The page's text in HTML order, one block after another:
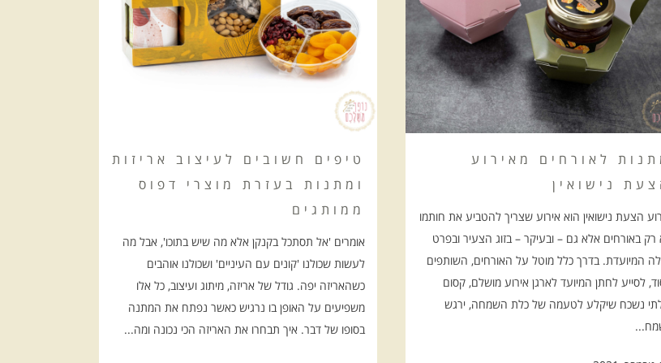
טיפים חשובים לעיצוב אריזות
ומתנות בעזרת מוצרי דפוס
ממותגים
אומרים 'אל תסתכל בקנקן אלא מה שיש בתוכו', אבל מה
לעשות שכולנו 'קונים עם העיניים' ושכולנו אוהבים
כשהאריזה יפה. גודל של אריזה, מיתוג ועיצוב, כל אלו
משפיעים על האופן בו נרגיש כאשר נפתח את המתנה
בסופו של דבר. איך תבחרו את האריזה הכי נכונה ומה...
לאורחים מאירוע
נישואין
הצעת נישואין הוא אירוע שצריך להטביע את חותמו
רק באורחים אלא גם – ובעיקר – בזוג הצעיר ובפרט
המיועדת. בדרך כלל מוטל על האורחים, השותפים
לסייע לחתן המיועד לארגן אירוע מושלם, קסום
נשכח שיקלע לטעמה של כלת השמחה, ירגש